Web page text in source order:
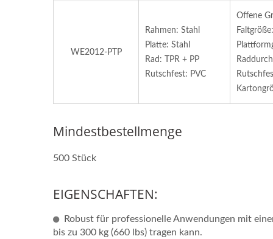
WE2012-PTP
Rahmen: Stahl
Platte: Stahl
Rad: TPR + PP
Rutschfest: PVC
Offene
Mindestbestellmenge
500 Stück
EIGENSCHAFTEN:
Robust für professionelle Anwendungen mit
bis zu 300 kg (660 lbs) tragen kann.